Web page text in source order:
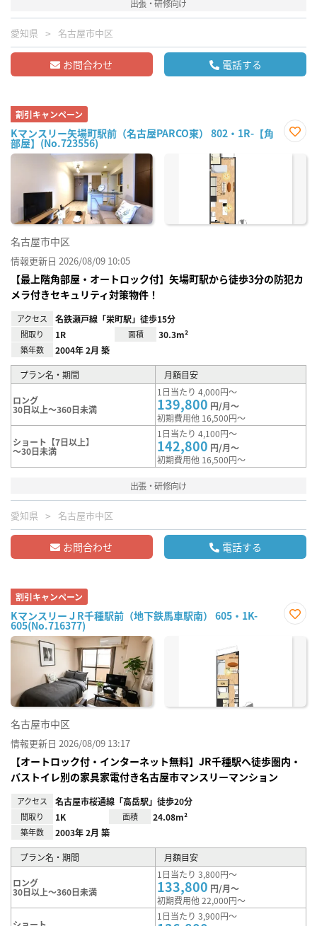
出張・研修向け
愛知県 名古屋市中区
お問合わせ 電話する
割引キャンペーン
Kマンスリー矢場町駅前（名古屋PARCO東） 802・1R-【角
部屋】(No.723556)
に入
名古屋市中区
情報更新日 2026/08/09 10:05
【最上階角部屋・オートロック付】矢場町駅から徒歩3分の防犯カ
メラ付きセキュリティ対策物件！
アクセス 名鉄瀬戸線「栄町駅」徒歩15分
間取り 1R 面積 30.3m²
築年数 2004年 2月 築
プラン名・期間 月額目安
ロング
30日以上～360日未満
1日当たり 4,000円～
139,800 円/月～
初期費用他 16,500円～
ショート【7日以上】
～30日未満
1日当たり 4,100円～
142,800 円/月～
初期費用他 16,500円～
出張・研修向け
愛知県 名古屋市中区
お問合わせ 電話する
割引キャンペーン
KマンスリーＪR千種駅前（地下鉄馬車駅南） 605・1K-
605(No.716377)
に入
名古屋市中区
情報更新日 2026/08/09 13:17
【オートロック付・インターネット無料】JR千種駅へ徒歩圏内・
バストイレ別の家具家電付き名古屋市マンスリーマンション
アクセス 名古屋市桜通線「高岳駅」徒歩20分
間取り 1K 面積 24.08m²
築年数 2003年 2月 築
プラン名・期間 月額目安
ロング
30日以上～360日未満
1日当たり 3,800円～
133,800 円/月～
初期費用他 22,000円～
1日当たり 3,900円～